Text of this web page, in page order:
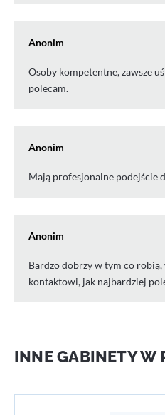
Anonim
Osoby kompetentne, zawsze
polecam.
Anonim
Mają profesjonalne podejście
Anonim
Bardzo dobrzy w tym co
kontaktowi, jak najbardziej
INNE GABINETY W